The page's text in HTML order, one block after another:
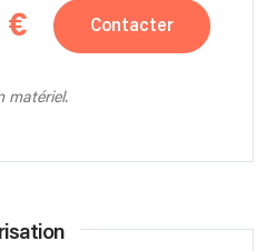
€ Contacter
matériel.